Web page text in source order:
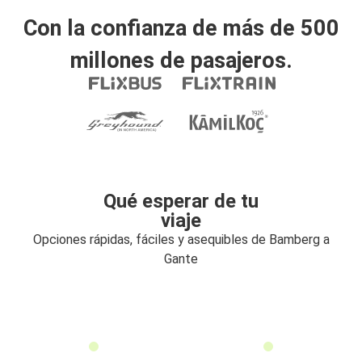
Con la confianza de más de 500
millones de pasajeros.
Qué esperar de tu
viaje
Opciones rápidas, fáciles y asequibles de Bamberg a
Gante